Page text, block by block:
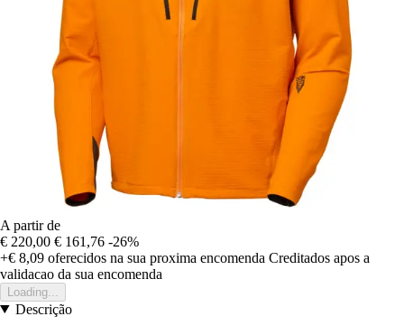
A partir de
€ 220,00 € 161,76 -26%
+€ 8,09 oferecidos na sua proxima encomenda Creditados apos a
validacao da sua encomenda
Loading...
Descrição